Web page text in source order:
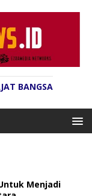
BANGSA
Menjadi